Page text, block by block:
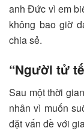
anh Đức vì em
không bao giờ
chia sẻ.
“Người tử
Sau một thời
nhân vì muốn
đặt vấn đề với